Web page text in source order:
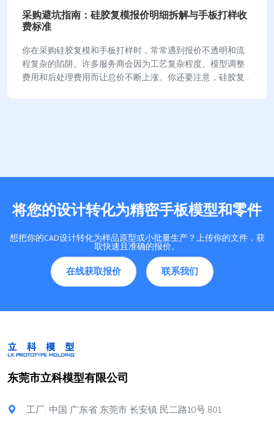
采购避坑指南：硅胶复模报价明细拆解与手板打样收
费标准
你在采购硅胶复模和手板打样时，常常遇到报价不透明和流
程复杂的陷阱。许多服务商会因为工艺复杂程度、模型调整
费用和后处理费用而让总价不断上涨。你还要注意，硅胶复
将您的设计转化为精密手板模型和零件
想把你的CAD设计转化为样品原型或小批量生产？上传你的文件，获
取快速且准确的报价。
在线获取报价 联系我们
东莞市立科模型有限公司
工厂: 中国 广东省 东莞市 长安镇 民二路10号 801